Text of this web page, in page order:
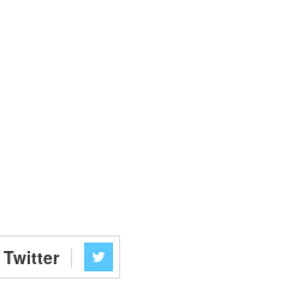
Twitter